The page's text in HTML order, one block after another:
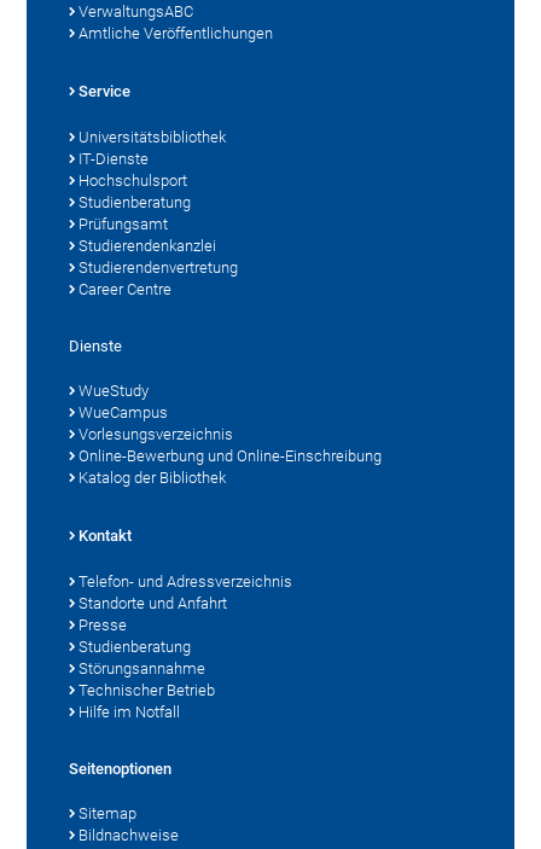
VerwaltungsABC
Amtliche Veröffentlichungen
Service
Universitätsbibliothek
IT-Dienste
Hochschulsport
Studienberatung
Prüfungsamt
Studierendenkanzlei
Studierendenvertretung
Career Centre
Dienste
WueStudy
WueCampus
Vorlesungsverzeichnis
Online-Bewerbung und Online-Einschreibung
Katalog der Bibliothek
Kontakt
Telefon- und Adressverzeichnis
Standorte und Anfahrt
Presse
Studienberatung
Störungsannahme
Technischer Betrieb
Hilfe im Notfall
Seitenoptionen
Sitemap
Bildnachweise